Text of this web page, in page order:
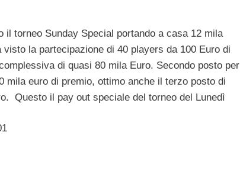
il torneo Sunday Special portando a casa 12 mila
visto la partecipazione di 40 players da 100 Euro di
di quasi 80 mila Euro. Secondo posto per
mila euro di premio, ottimo anche il terzo posto di
Questo il pay out speciale del torneo del Lunedì